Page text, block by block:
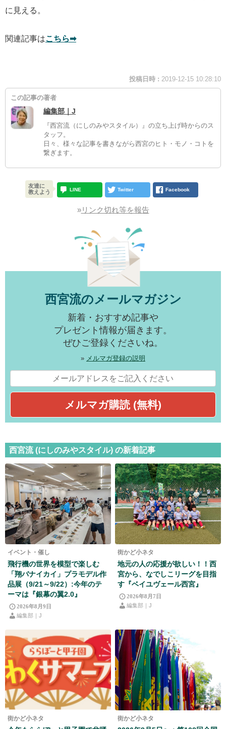
に見える。
関連記事はこちら➡︎
投稿日時 : 2019-12-15 10:28:10
この記事の著者
編集部｜J
『西宮流（にしのみやスタイル）』の立ち上げ時からのス
タッフ。
日々、様々な記事を書きながら西宮のヒト・モノ・コトを
繋ぎます。
友達に
教えよう
LINE Twitter Facebook
»リンク切れ等を報告
西宮流のメールマガジン
新着・おすすめ記事や
プレゼント情報が届きます。
ぜひご登録くださいね。
» メルマガ登録の説明
西宮流 (にしのみやスタイル) の新着記事
イベント・催し
飛行機の世界を模型で楽しむ
「翔バナイカイ」プラモデル作
品展（9/21～9/22）:今年のテ
ーマは『銀幕の翼2.0』
2026年8月9日
編集部｜J
街かど小ネタ
地元の人の応援が欲しい！！西
宮から、なでしこリーグを目指
す『ベイユヴェール西宮』
2026年8月7日
編集部｜J
街かど小ネタ 街かど小ネタ